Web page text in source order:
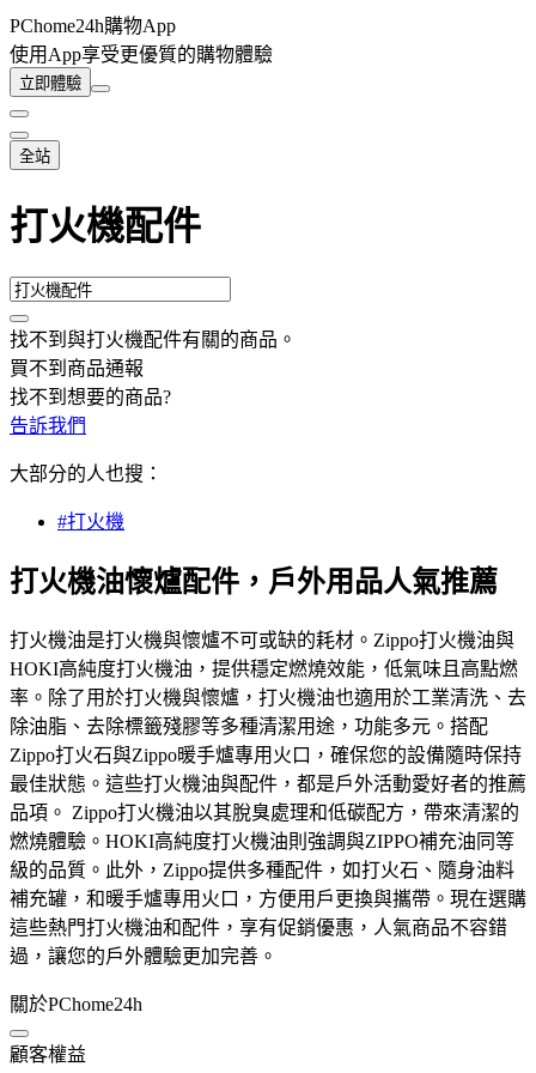
PChome24h購物App
使用App享受更優質的購物體驗
立即體驗
全站
打火機配件
找不到與打火機配件有關的商品 。
買不到商品通報
找不到想要的商品?
告訴我們
大部分的人也搜：
#打火機
打火機油懷爐配件，戶外用品人氣推薦
打火機油是打火機與懷爐不可或缺的耗材。Zippo打火機油與
HOKI高純度打火機油，提供穩定燃燒效能，低氣味且高點燃
率。除了用於打火機與懷爐，打火機油也適用於工業清洗、去
除油脂、去除標籤殘膠等多種清潔用途，功能多元。搭配
Zippo打火石與Zippo暖手爐專用火口，確保您的設備隨時保持
最佳狀態。這些打火機油與配件，都是戶外活動愛好者的推薦
品項。 Zippo打火機油以其脫臭處理和低碳配方，帶來清潔的
燃燒體驗。HOKI高純度打火機油則強調與ZIPPO補充油同等
級的品質。此外，Zippo提供多種配件，如打火石、隨身油料
補充罐，和暖手爐專用火口，方便用戶更換與攜帶。現在選購
這些熱門打火機油和配件，享有促銷優惠，人氣商品不容錯
過，讓您的戶外體驗更加完善。
關於PChome24h
顧客權益